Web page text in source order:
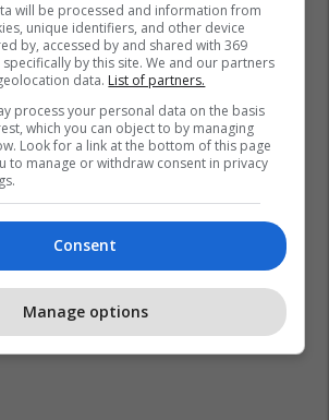
Aak
will be processed and information from
unique identifiers, and other device
by, accessed by and shared with 369
by this site. We and our partners
data. List of partners.
process your personal data on the basis
which you can object to by managing
Look for a link at the bottom of this page
to manage or withdraw consent in privacy
Consent
Manage options